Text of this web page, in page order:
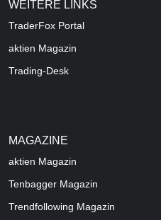
WEITERE LINKS
TraderFox Portal
aktien Magazin
Trading-Desk
MAGAZINE
aktien Magazin
Tenbagger Magazin
Trendfollowing Magazin